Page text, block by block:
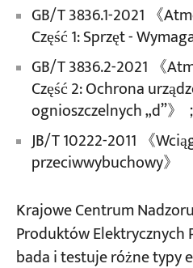
GB/T 3836.1-2021 《
Część 1: Sprzęt -
GB/T 3836.2-2021 《
Część 2: Ochrona
ognioszczelnych „d”》；
JB/T 10222-2011 《
przeciwwybuchowy》
Krajowe Centrum
Produktów Elektrycznych
bada i testuje różne typy